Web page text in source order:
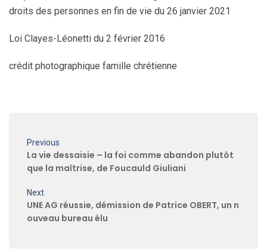
droits des personnes en fin de vie du 26 janvier 2021
Loi Clayes-Léonetti du 2 février 2016
crédit photographique famille chrétienne
Previous
La vie dessaisie – la foi comme abandon plutôt
que la maîtrise, de Foucauld Giuliani
Next
UNE AG réussie, démission de Patrice OBERT, un n
ouveau bureau élu